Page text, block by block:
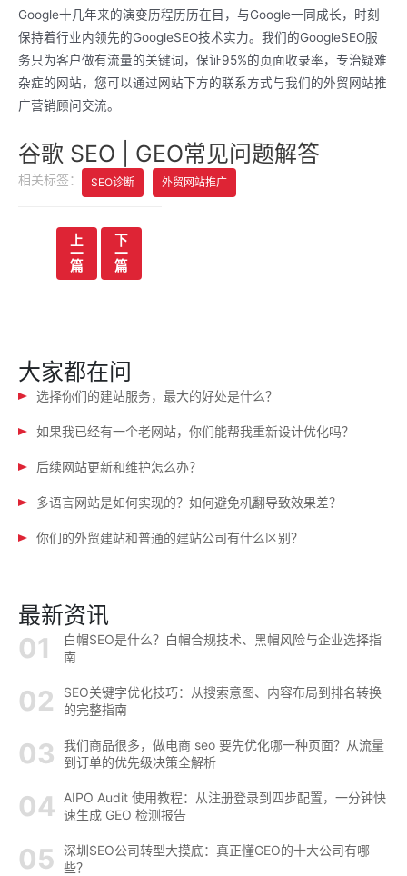
Google十几年来的演变历程历历在目，与Google一同成长，时刻
保持着行业内领先的GoogleSEO技术实力。我们的GoogleSEO服
务只为客户做有流量的关键词，保证95%的页面收录率，专治疑难
杂症的网站，您可以通过网站下方的联系方式与我们的外贸网站推
广营销顾问交流。
谷歌 SEO | GEO常见问题解答
相关标签： SEO诊断 外贸网站推广
上
一
篇
下
一
篇
大家都在问
选择你们的建站服务，最大的好处是什么？
如果我已经有一个老网站，你们能帮我重新设计优化吗？
后续网站更新和维护怎么办？
多语言网站是如何实现的？如何避免机翻导致效果差？
你们的外贸建站和普通的建站公司有什么区别？
最新资讯
白帽SEO是什么？白帽合规技术、黑帽风险与企业选择指
南
SEO关键字优化技巧：从搜索意图、内容布局到排名转换
的完整指南
我们商品很多，做电商 seo 要先优化哪一种页面？从流量
到订单的优先级决策全解析
AIPO Audit 使用教程：从注册登录到四步配置，一分钟快
速生成 GEO 检测报告
深圳SEO公司转型大摸底：真正懂GEO的十大公司有哪
些？